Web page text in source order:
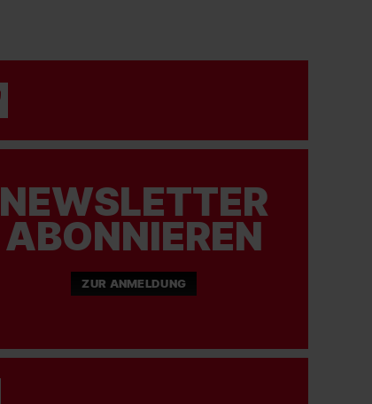
NEWSLETTER
ABONNIEREN
ZUR ANMELDUNG